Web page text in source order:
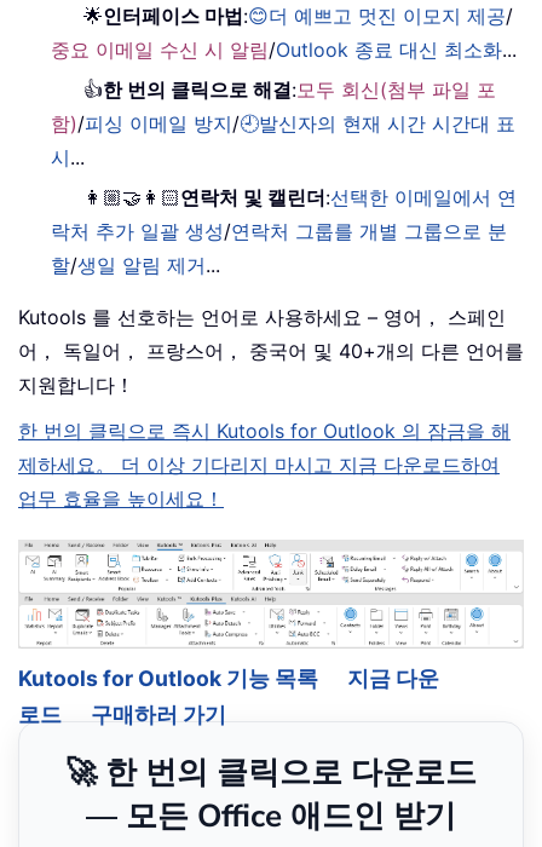
🌟인터페이스 마법:😊더 예쁘고 멋진 이모지 제공/
중요 이메일 수신 시 알림/Outlook 종료 대신 최소화...
👍한 번의 클릭으로 해결:모두 회신(첨부 파일 포
함)/피싱 이메일 방지/🕘발신자의 현재 시간 시간대 표
시...
👩🏼‍🤝‍👩🏻연락처 및 캘린더:선택한 이메일에서 연
락처 추가 일괄 생성/연락처 그룹를 개별 그룹으로 분
할/생일 알림 제거...
Kutools 를 선호하는 언어로 사용하세요 – 영어， 스페인
어， 독일어， 프랑스어， 중국어 및 40+개의 다른 언어를
지원합니다！
한 번의 클릭으로 즉시 Kutools for Outlook 의 잠금을 해
제하세요。 더 이상 기다리지 마시고 지금 다운로드하여
업무 효율을 높이세요！
Kutools for Outlook 기능 목록
지금 다운
로드
구매하러 가기
🚀 한 번의 클릭으로 다운로드
— 모든 Office 애드인 받기